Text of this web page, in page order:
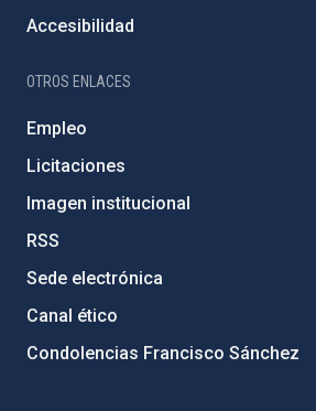
Accesibilidad
OTROS ENLACES
Empleo
Licitaciones
Imagen institucional
RSS
Sede electrónica
Canal ético
Condolencias Francisco Sánchez